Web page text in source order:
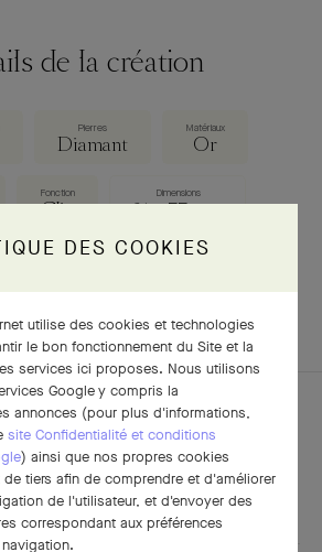
de la création
Pierres
Diamant
Matériaux
Or
Fonction Dimensions
LA FICHE
APPROFONDIR
DES COOKIES
utilise des cookies et technologies
le bon fonctionnement du Site et la
services ici proposes. Nous utilisons
Google y compris la
annonces (pour plus d'informations,
site Confidentialité et conditions
) ainsi que nos propres cookies
tiers afin de comprendre et d'améliorer
de l'utilisateur, et d'envoyer des
correspondant aux préférences